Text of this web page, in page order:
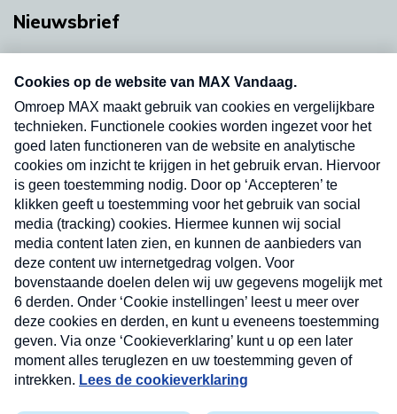
Nieuwsbrief
nieuwsbrief. Elke vrijdag- en dinsdagochtend in
uw mailbox.
Verzend
Nieuwsbrief
Neem hier een gratis abonnement op onze
nieuwsbrief. Elke vrijdag- en dinsdagochtend in uw